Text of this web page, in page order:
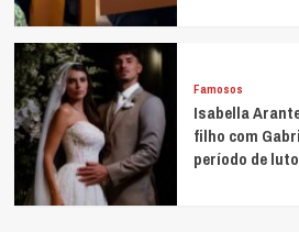
Famosos
Isabella
filho com
período de luto